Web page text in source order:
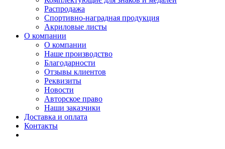
Распродажа
Спортивно-наградная продукция
Акриловые листы
О компании
О компании
Наше производство
Благодарности
Отзывы клиентов
Реквизиты
Новости
Авторское право
Наши заказчики
Доставка и оплата
Контакты